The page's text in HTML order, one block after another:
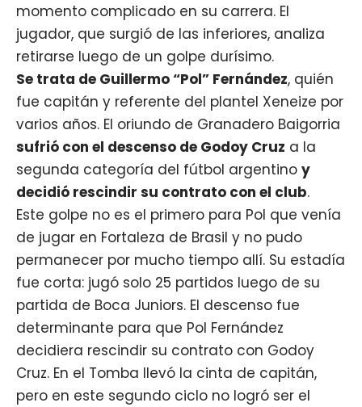
momento complicado en su carrera. El
jugador, que surgió de las inferiores, analiza
retirarse luego de un golpe durísimo.
Se trata de Guillermo “Pol” Fernández, quién
fue capitán y referente del plantel Xeneize por
varios años. El oriundo de Granadero Baigorria
sufrió con el descenso de Godoy Cruz a la
segunda categoría del fútbol argentino y
decidió rescindir su contrato con el club.
Este golpe no es el primero para Pol que venía
de jugar en Fortaleza de Brasil y no pudo
permanecer por mucho tiempo allí. Su estadía
fue corta: jugó solo 25 partidos luego de su
partida de Boca Juniors. El descenso fue
determinante para que Pol Fernández
decidiera rescindir su contrato con Godoy
Cruz. En el Tomba llevó la cinta de capitán,
pero en este segundo ciclo no logró ser el